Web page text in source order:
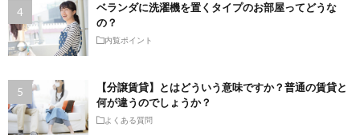
ベランダに洗濯機を置くタイプのお部屋ってどうな
の？
内覧ポイント
【分譲賃貸】とはどういう意味ですか？普通の賃貸と
何が違うのでしょうか？
よくある質問